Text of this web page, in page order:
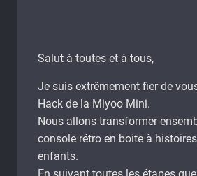
Salut à toutes et à tous,
Je suis extrêmement fier de
Hack de la Miyoo Mini.
Nous allons transformer
console rétro en boite à
enfants.